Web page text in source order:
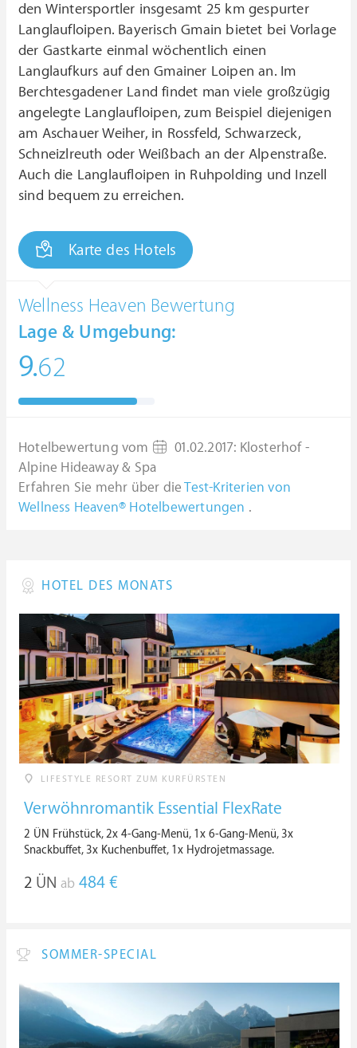
den Wintersportler insgesamt 25 km gespurter
Langlaufloipen. Bayerisch Gmain bietet bei Vorlage
der Gastkarte einmal wöchentlich einen
Langlaufkurs auf den Gmainer Loipen an. Im
Berchtesgadener Land findet man viele großzügig
angelegte Langlaufloipen, zum Beispiel diejenigen
am Aschauer Weiher, in Rossfeld, Schwarzeck,
Schneizlreuth oder Weißbach an der Alpenstraße.
Auch die Langlaufloipen in Ruhpolding und Inzell
sind bequem zu erreichen.
Karte des Hotels
Wellness Heaven Bewertung
Lage & Umgebung:
9.62
Hotelbewertung vom 01.02.2017: Klosterhof -
Alpine Hideaway & Spa
Erfahren Sie mehr über dieTest-Kriterien von
Wellness Heaven® Hotelbewertungen .
HOTEL DES MONATS
LIFESTYLE RESORT ZUM KURFÜRSTEN
Verwöhnromantik Essential FlexRate
2 ÜN Frühstück, 2x 4-Gang-Menü, 1x 6-Gang-Menü, 3x
Snackbuffet, 3x Kuchenbuffet, 1x Hydrojetmassage.
2 ÜN ab 484 €
SOMMER-SPECIAL